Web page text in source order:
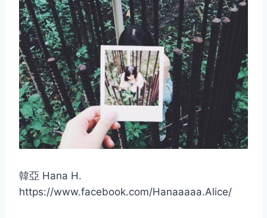
韓亞 Hana H.
https://www.facebook.com/Hanaaaaa.Alice/